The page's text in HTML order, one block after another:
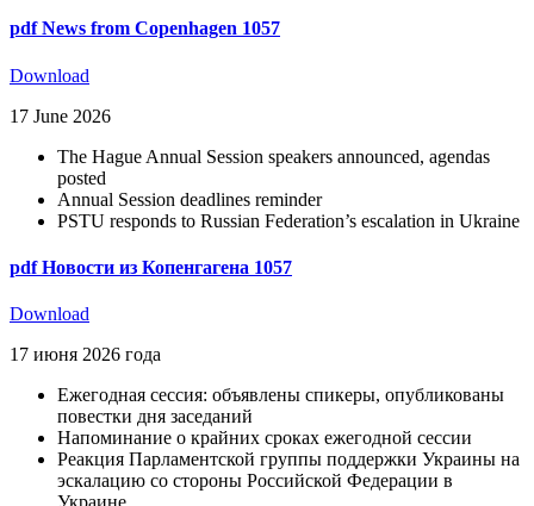
pdf News from Copenhagen 1057
Download
17 June 2026
The Hague Annual Session speakers announced, agendas
posted
Annual Session deadlines reminder
PSTU responds to Russian Federation’s escalation in Ukraine
pdf Новости из Копенгагена 1057
Download
17 июня 2026 года
Ежегодная сессия: объявлены спикеры, опубликованы
повестки дня заседаний
Напоминание о крайних сроках ежегодной сессии
Реакция Парламентской группы поддержки Украины на
эскалацию со стороны Российской Федерации в